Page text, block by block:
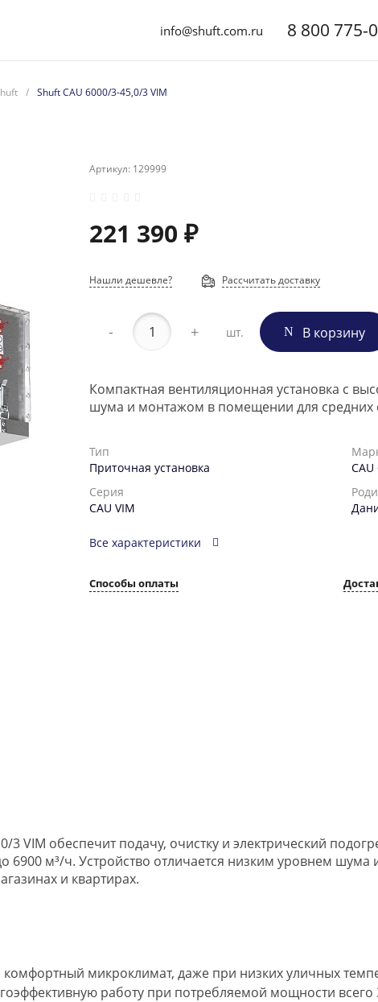
info@shuft.com.ru 8 800 775-
/ Shuft CAU 6000/3-45,0/3 VIM
Артикул: 129999
221 390 ₽
Нашли дешевле? Рассчитать доставку
- + шт. В корзину
Компактная вентиляционная установка с
шума и монтажом в помещении для средних
Тип
Приточная установка
Серия
CAU VIM
Все характеристики
Способы оплаты
VIM обеспечит подачу, очистку и электрический
м³/ч. Устройство отличается низким уровнем
и квартирах.
микроклимат, даже при низких уличных
работу при потребляемой мощности всего